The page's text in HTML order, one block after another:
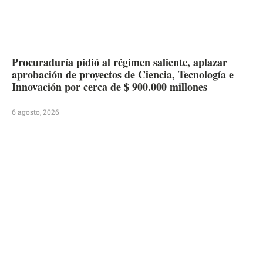
Procuraduría pidió al régimen saliente, aplazar
aprobación de proyectos de Ciencia, Tecnología e
Innovación por cerca de $ 900.000 millones
6 agosto, 2026